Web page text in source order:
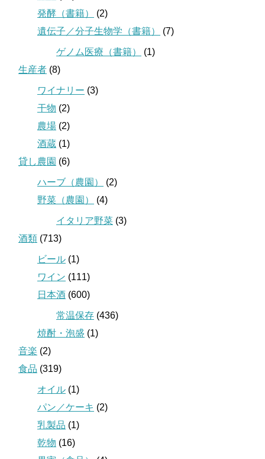
発酵（書籍）
(2)
遺伝子／分子生物学（書籍）
(7)
ゲノム医療（書籍）
(1)
生産者 (8)
ワイナリー (3)
干物 (2)
農場 (2)
酒蔵 (1)
貸し農園 (6)
ハーブ（農園）
(2)
野菜（農園）
(4)
イタリア野菜 (3)
酒類 (713)
ビール (1)
ワイン (111)
日本酒 (600)
常温保存 (436)
焼酎・泡盛 (1)
音楽 (2)
食品 (319)
オイル (1)
パン／ケーキ (2)
乳製品 (1)
乾物 (16)